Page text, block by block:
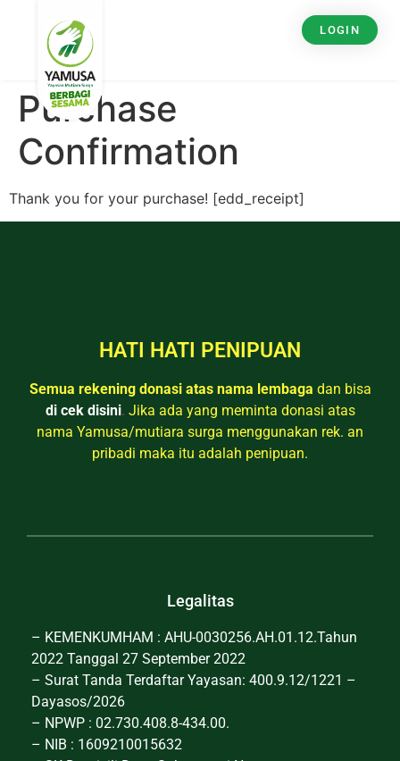
LOGIN
Purchase
Confirmation
Thank you for your purchase! [edd_receipt]
HATI HATI PENIPUAN
Semua rekening donasi atas nama lembaga dan bisa
di cek disini. Jika ada yang meminta donasi atas
nama Yamusa/mutiara surga menggunakan rek. an
pribadi maka itu adalah penipuan.
Legalitas
– KEMENKUMHAM : AHU-0030256.AH.01.12.Tahun
2022 Tanggal 27 September 2022
– Surat Tanda Terdaftar Yayasan: 400.9.12/1221 –
Dayasos/2026
– NPWP : 02.730.408.8-434.00.
– NIB : 1609210015632